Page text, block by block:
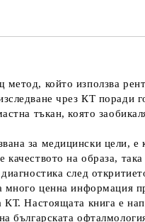
който използва
чрез КТ поради
тъкан, която
за медицински цели,
на образа,
след
ценна информация
Настоящата книга е
българската